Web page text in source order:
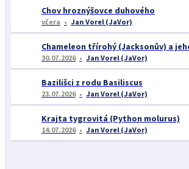
Chov hroznýšovce duhového
včera Jan Vorel (JaVor)
Chameleon třírohý (Jacksonův) a
30.07.2026 Jan Vorel (JaVor)
Bazilišci z rodu Basiliscus
23.07.2026 Jan Vorel (JaVor)
Krajta tygrovitá (Python molurus)
14.07.2026 Jan Vorel (JaVor)